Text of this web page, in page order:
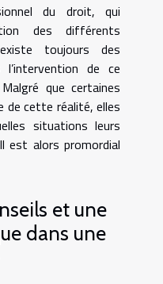
du droit, qui
des différents
toujours des
de ce
que certaines
de cette réalité, elles
situations leurs
est alors promordial
et une
dans une